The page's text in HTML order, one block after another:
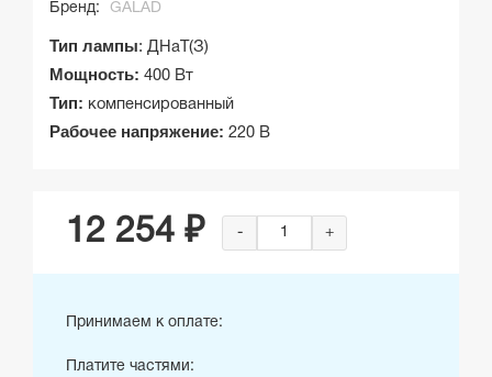
Бренд: GALAD
Тип лампы: ДНаТ(З)
Мощность: 400 Вт
Тип: компенсированный
Рабочее напряжение: 220 В
12 254 ₽ - +
Принимаем к оплате:
Платите частями: